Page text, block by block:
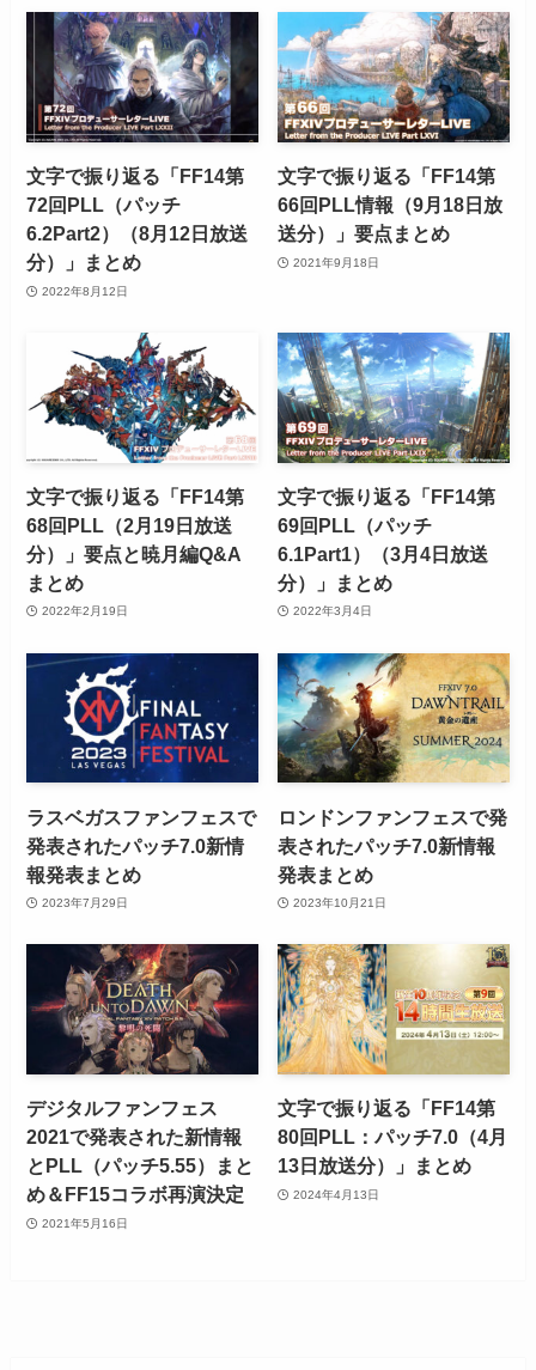
文字で振り返る「FF14第
72回PLL（パッチ
6.2Part2）（8月12日放送
分）」まとめ
2022年8月12日
文字で振り返る「FF14第
66回PLL情報（9月18日放
送分）」要点まとめ
2021年9月18日
文字で振り返る「FF14第
68回PLL（2月19日放送
分）」要点と暁月編Q&A
まとめ
2022年2月19日
文字で振り返る「FF14第
69回PLL（パッチ
6.1Part1）（3月4日放送
分）」まとめ
2022年3月4日
ラスベガスファンフェスで
発表されたパッチ7.0新情
報発表まとめ
2023年7月29日
ロンドンファンフェスで発
表されたパッチ7.0新情報
発表まとめ
2023年10月21日
デジタルファンフェス
2021で発表された新情報
とPLL（パッチ5.55）まと
め＆FF15コラボ再演決定
2021年5月16日
文字で振り返る「FF14第
80回PLL：パッチ7.0（4月
13日放送分）」まとめ
2024年4月13日